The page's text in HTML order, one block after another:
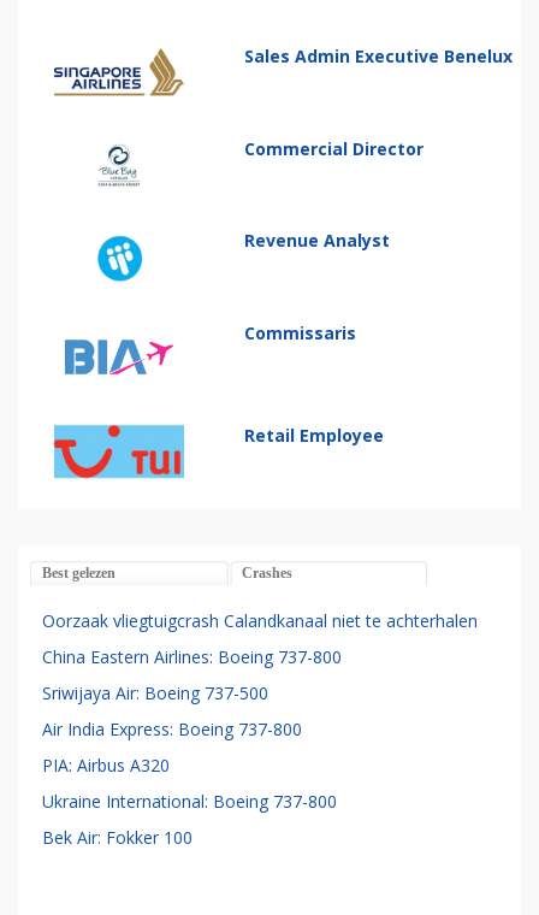
Sales Admin Executive Benelux
Commercial Director
Revenue Analyst
Commissaris
Retail Employee
Best gelezen Crashes
Oorzaak vliegtuigcrash Calandkanaal niet te achterhalen
China Eastern Airlines: Boeing 737-800
Sriwijaya Air: Boeing 737-500
Air India Express: Boeing 737-800
PIA: Airbus A320
Ukraine International: Boeing 737-800
Bek Air: Fokker 100